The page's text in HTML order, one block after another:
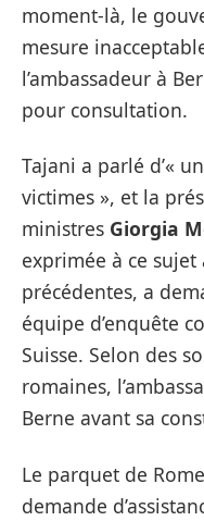
moment-là, le
mesure
l’ambassadeur à
pour consultation.
Tajani a parlé d’«
victimes », et la
ministres Giorgia
exprimée à ce sujet
précédentes, a
équipe d’enquête
Suisse. Selon des
romaines,
Berne avant sa
Le parquet de
demande